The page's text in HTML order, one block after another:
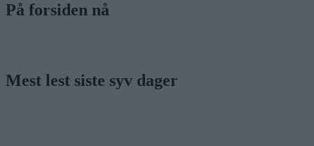
På forsiden nå
Mest lest siste syv dager